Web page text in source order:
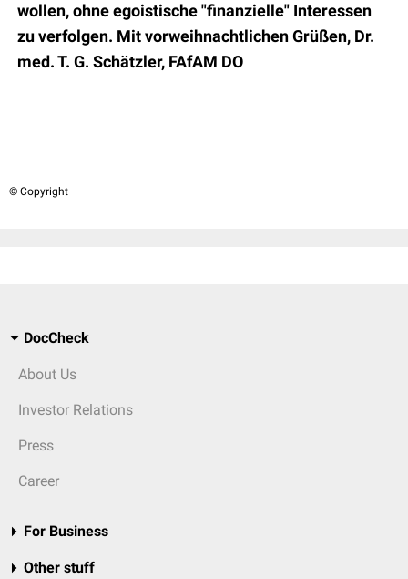
wollen, ohne egoistische "finanzielle" Interessen
zu verfolgen. Mit vorweihnachtlichen Grüßen, Dr.
med. T. G. Schätzler, FAfAM DO
© Copyright
DocCheck
About Us
Investor Relations
Press
Career
For Business
Other stuff